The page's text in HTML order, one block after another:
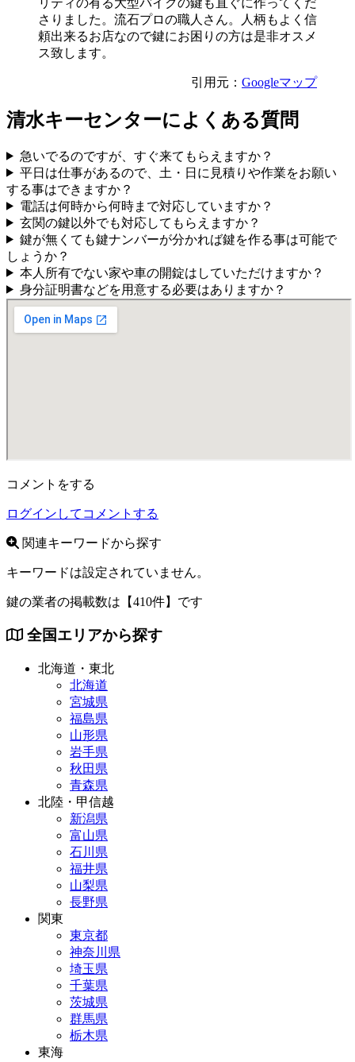
さりました。流石プロの職人さん。人柄もよく信
頼出来るお店なので鍵にお困りの方は是非オスメ
ス致します。
引用元： Googleマップ
​清水キーセンターによくある質問
急いでるのですが、すぐ来てもらえますか？
平日は仕事があるので、土・日に見積りや作業をお願い
する事はできますか？
電話は何時から何時まで対応していますか？
玄関の鍵以外でも対応してもらえますか？
鍵が無くても鍵ナンバーが分かれば鍵を作る事は可能で
しょうか？
本人所有でない家や車の開錠はしていただけますか？
身分証明書などを用意する必要はありますか？
コメントをする
ログインしてコメントする
関連キーワードから探す
キーワードは設定されていません。
鍵の業者の掲載数は 【410件】 です
全国エリアから探す
北海道・東北
北海道
宮城県
福島県
山形県
岩手県
秋田県
青森県
北陸・甲信越
新潟県
富山県
石川県
福井県
山梨県
長野県
関東
東京都
神奈川県
埼玉県
千葉県
茨城県
群馬県
栃木県
東海